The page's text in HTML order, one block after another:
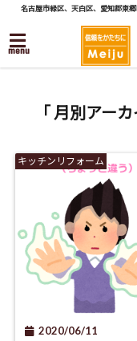
名古屋市緑区、天白区、愛知郡東
menu
「 月別アー
キッチンリフォーム
2020/06/11